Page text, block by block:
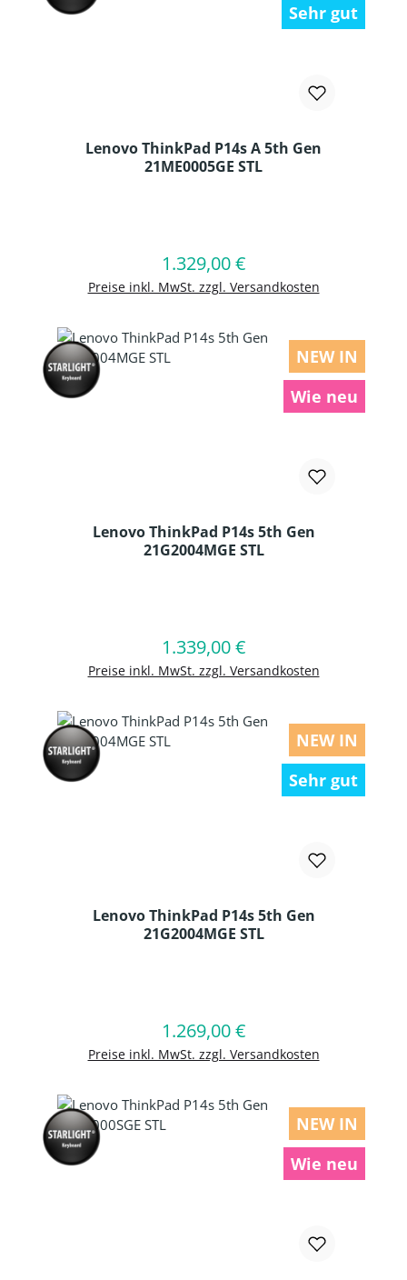
Sehr gut
Lenovo ThinkPad P14s A 5th Gen
21ME0005GE STL
Regulärer Preis:
1.329,00 €
Preise inkl. MwSt. zzgl. Versandkosten
In den Warenkorb
NEW IN
Wie neu
Lenovo ThinkPad P14s 5th Gen
21G2004MGE STL
Regulärer Preis:
1.339,00 €
Preise inkl. MwSt. zzgl. Versandkosten
In den Warenkorb
NEW IN
Sehr gut
Lenovo ThinkPad P14s 5th Gen
21G2004MGE STL
Regulärer Preis:
1.269,00 €
Preise inkl. MwSt. zzgl. Versandkosten
In den Warenkorb
NEW IN
Wie neu